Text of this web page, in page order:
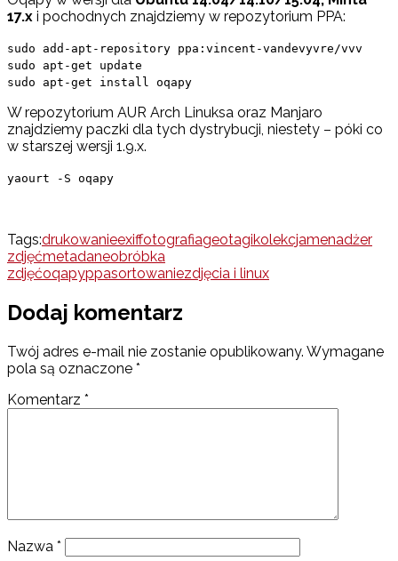
17.x i pochodnych znajdziemy w repozytorium PPA:
sudo add-apt-repository ppa:vincent-vandevyvre/vvv
sudo apt-get update
sudo apt-get install oqapy
W repozytorium AUR Arch Linuksa oraz Manjaro
znajdziemy paczki dla tych dystrybucji, niestety – póki co
w starszej wersji 1.9.x.
yaourt -S oqapy
Tags:drukowanieexiffotografiageotagikolekcjamenadżer
zdjęćmetadaneobróbka
zdjęćoqapyppasortowaniezdjęcia i linux
Dodaj komentarz
Twój adres e-mail nie zostanie opublikowany. Wymagane
pola są oznaczone *
Komentarz *
Nazwa *